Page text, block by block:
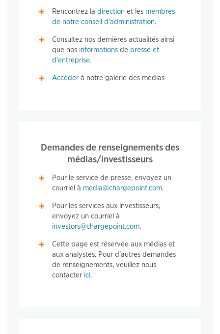
Rencontrez ladirection et les membres
de notre conseil d'administration.
Consultez nos dernières actualités ainsi
que nos informationsde presse et
d'entreprise.
Accéderà notre galerie des médias
Demandes de renseignements des
médias/investisseurs
Pour le service de presse, envoyez un
courriel à media@chargepoint.com.
Pour les services aux investisseurs,
envoyez un courriel à
investors@chargepoint.com.
Cette page est réservée aux médias et
aux analystes. Pour d'autres demandes
de renseignements, veuillez nous
contacter ici.